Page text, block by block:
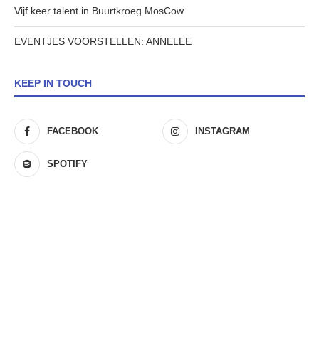
Vijf keer talent in Buurtkroeg MosCow
EVENTJES VOORSTELLEN: ANNELEE
KEEP IN TOUCH
FACEBOOK INSTAGRAM
SPOTIFY